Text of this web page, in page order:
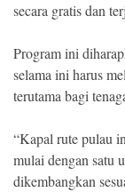
secara gratis dan
Program ini
selama ini harus
terutama bagi
“Kapal rute pulau
mulai dengan satu
dikembangkan